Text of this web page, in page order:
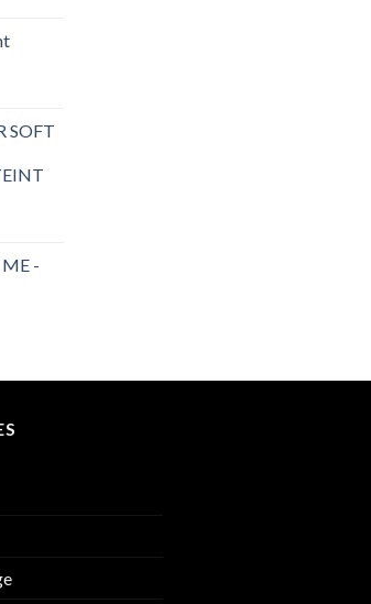
:
:
SOFT
: -